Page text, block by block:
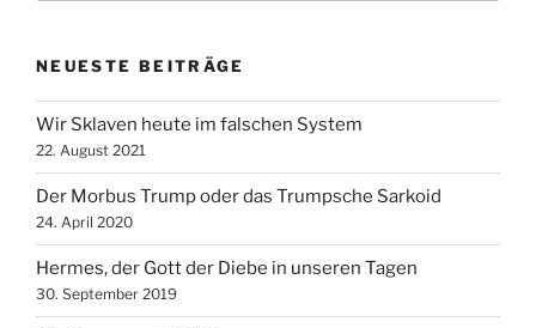
NEUESTE BEITRÄGE
Wir Sklaven heute im falschen System
22. August 2021
Der Morbus Trump oder das Trumpsche Sarkoid
24. April 2020
Hermes, der Gott der Diebe in unseren Tagen
30. September 2019